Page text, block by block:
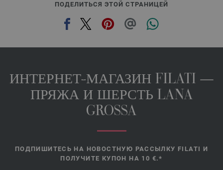
ПОДЕЛИТЬСЯ ЭТОЙ СТРАНИЦЕЙ
ИНТЕРНЕТ-МАГАЗИН FILATI —
ПРЯЖА И ШЕРСТЬ LANA
GROSSA
ПОДПИШИТЕСЬ НА НОВОСТНУЮ РАССЫЛКУ FILATI И
ПОЛУЧИТЕ КУПОН НА 10 €.*